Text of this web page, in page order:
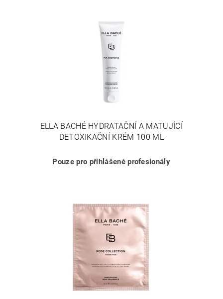
ELLA BACHÉ HYDRATAČNÍ A MATUJÍCÍ
DETOXIKAČNÍ KRÉM 100 ML
Pouze pro přihlášené profesionály